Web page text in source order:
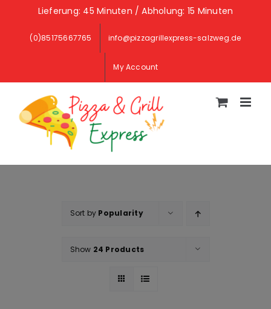
content
Lieferung: 45 Minuten / Abholung: 15 Minuten
(0)85175667765 info@pizzagrillexpress-salzweg.de
My Account
Sort by Popularity
Show 24 Products